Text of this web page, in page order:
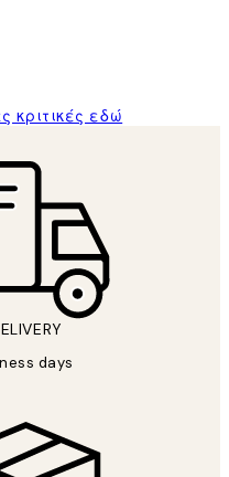
κριτικές εδώ
days